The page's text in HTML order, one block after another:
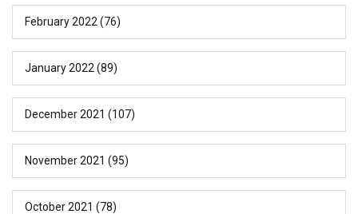
February 2022 (76)
January 2022 (89)
December 2021 (107)
November 2021 (95)
October 2021 (78)